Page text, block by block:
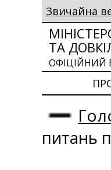
Звичайна
ТА
ОФІЦІЙНИЙ
питань